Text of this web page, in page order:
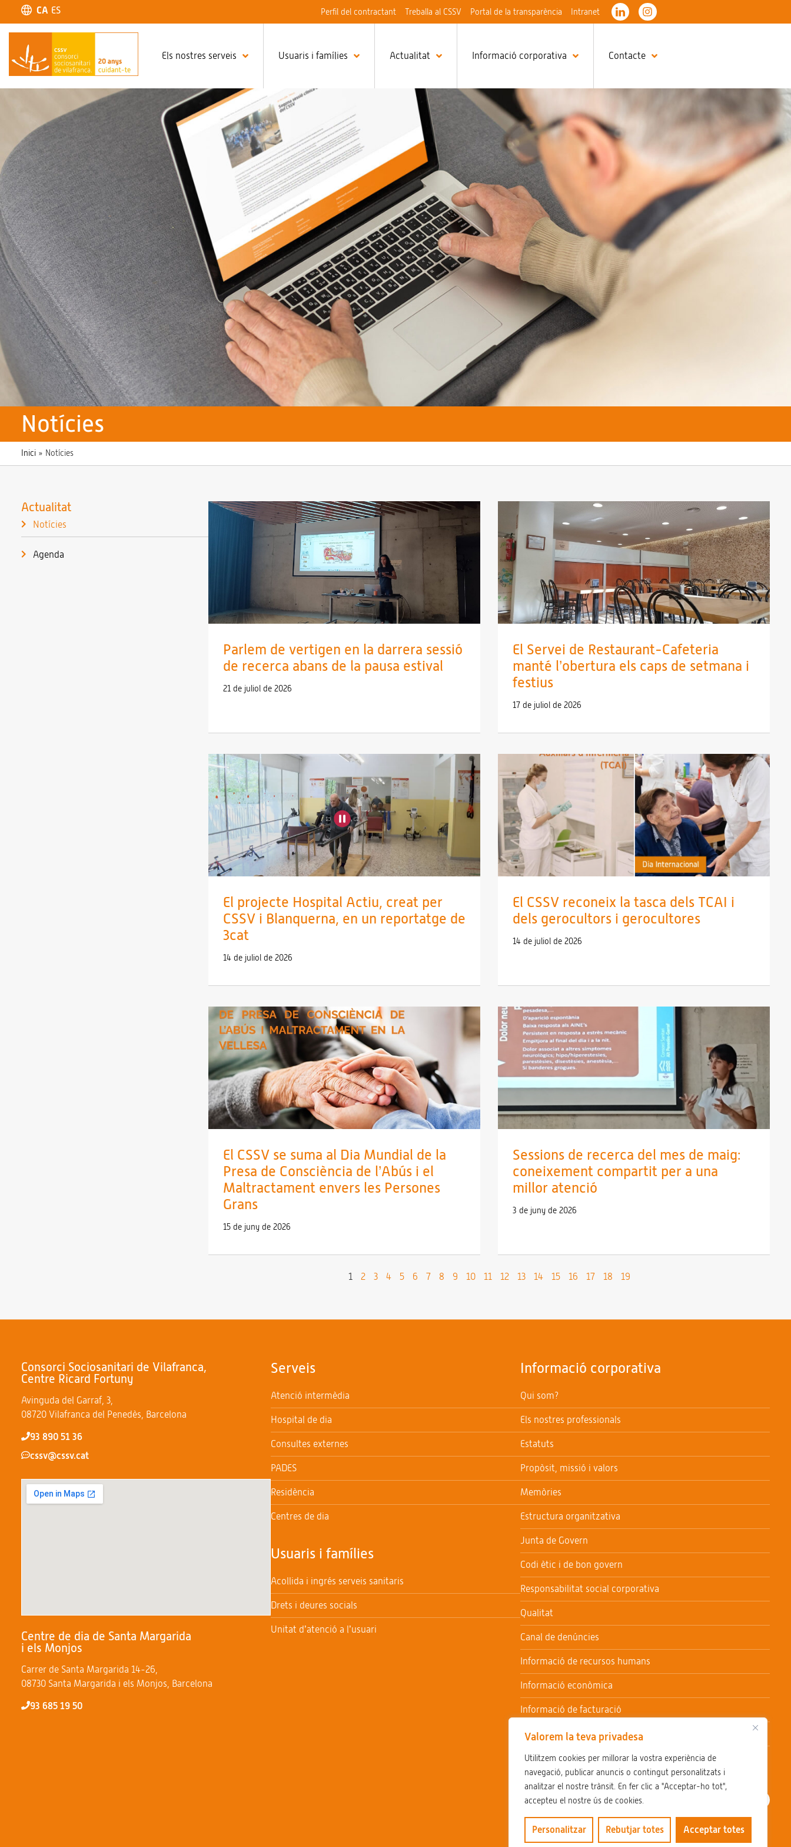
Valorem la teva privadesa
Utilitzem cookies per millorar la vostra experiència de
navegació, publicar anuncis o contingut personalitzats i
analitzar el nostre trànsit. En fer clic a "Acceptar-ho tot",
accepteu el nostre ús de cookies.
Personalitzar Rebutjar totes Acceptar totes
CA ES Perfil del contractant Treballa al CSSV Portal de la transparència Intranet
Els nostres serveis Usuaris i famílies Actualitat Informació corporativa Contacte
Notícies
Inici » Notícies
Actualitat
Notícies
Agenda
Parlem de vertigen en la darrera sessió
de recerca abans de la pausa estival
21 de juliol de 2026
El Servei de Restaurant-Cafeteria
manté l’obertura els caps de setmana i
festius
17 de juliol de 2026
El projecte Hospital Actiu, creat per
CSSV i Blanquerna, en un reportatge de
3cat
14 de juliol de 2026
El CSSV reconeix la tasca dels TCAI i
dels gerocultors i gerocultores
14 de juliol de 2026
El CSSV se suma al Dia Mundial de la
Presa de Consciència de l’Abús i el
Maltractament envers les Persones
Grans
15 de juny de 2026
Sessions de recerca del mes de maig:
coneixement compartit per a una
millor atenció
3 de juny de 2026
1 2 3 4 5 6 7 8 9 10 11 12 13 14 15 16 17 18 19
Consorci Sociosanitari de Vilafranca,
Centre Ricard Fortuny
Avinguda del Garraf, 3,
08720 Vilafranca del Penedès, Barcelona
93 890 51 36
cssv@cssv.cat
Centre de dia de Santa Margarida
i els Monjos
Carrer de Santa Margarida 14-26,
08730 Santa Margarida i els Monjos, Barcelona
93 685 19 50
Serveis
Atenció intermèdia
Hospital de dia
Consultes externes
PADES
Residència
Centres de dia
Usuaris i famílies
Acollida i ingrés serveis sanitaris
Drets i deures socials
Unitat d’atenció a l’usuari
Informació corporativa
Qui som?
Els nostres professionals
Estatuts
Propòsit, missió i valors
Memòries
Estructura organitzativa
Junta de Govern
Codi ètic i de bon govern
Responsabilitat social corporativa
Qualitat
Canal de denúncies
Informació de recursos humans
Informació econòmica
Informació de facturació
Informació de contractació
Treballa al CSSV